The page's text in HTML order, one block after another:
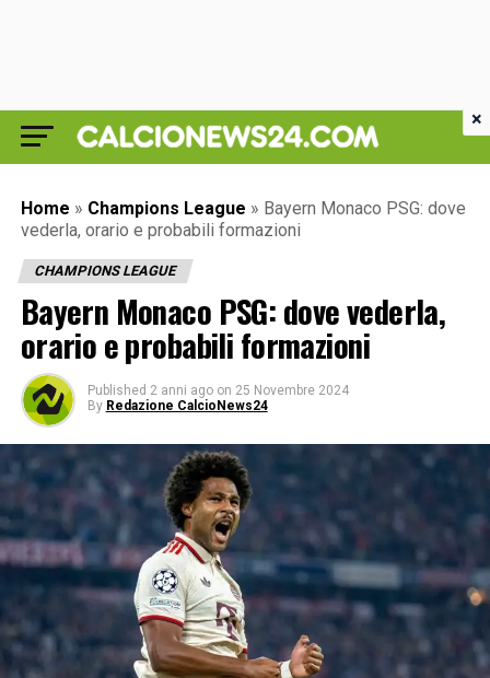
Home » Champions League » Bayern Monaco PSG: dove
vederla, orario e probabili formazioni
CHAMPIONS LEAGUE
Bayern Monaco PSG: dove vederla,
orario e probabili formazioni
Published 2 anni ago on 25 Novembre 2024
By Redazione CalcioNews24
×